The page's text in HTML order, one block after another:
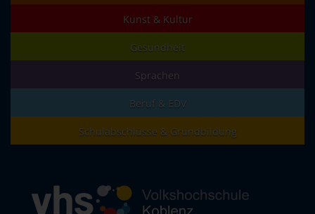
Kunst & Kultur
Gesundheit
Sprachen
Beruf & EDV
Schulabschlüsse & Grundbildung